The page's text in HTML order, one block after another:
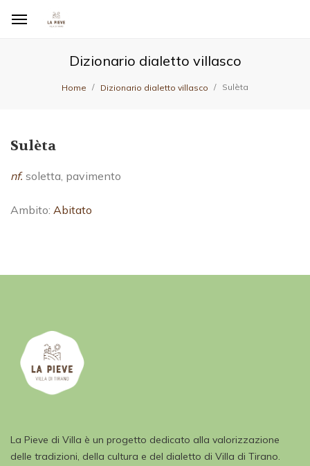
Dizionario dialetto villasco
Home Dizionario dialetto villasco Sulèta
Sulèta
nf. soletta, pavimento
Ambito: Abitato
La Pieve di Villa è un progetto dedicato alla valorizzazione
delle tradizioni, della cultura e del dialetto di Villa di Tirano.